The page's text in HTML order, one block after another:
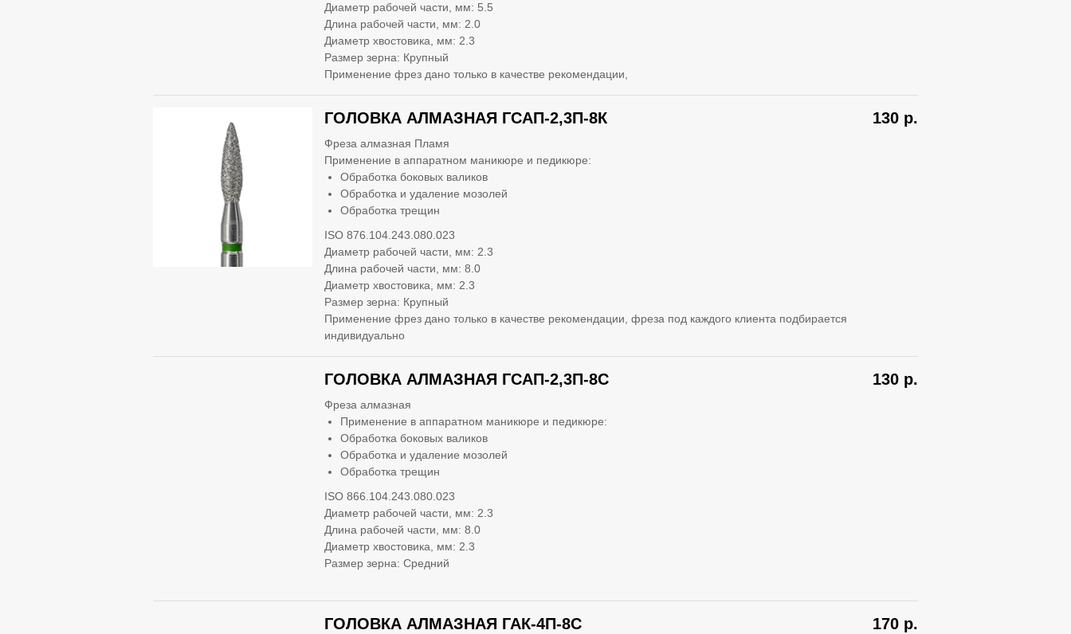
Диаметр рабочей части, мм: 5.5
Длина рабочей части, мм: 2.0
Диаметр хвостовика, мм: 2.3
Размер зерна: Крупный
Применение фрез дано только в качестве рекомендации,
ГОЛОВКА АЛМАЗНАЯ ГСАП-2,3П-8К
Фреза алмазная Пламя
Применение в аппаратном маникюре и педикюре:
Обработка боковых валиков
Обработка и удаление мозолей
Обработка трещин
ISO 876.104.243.080.023
Диаметр рабочей части, мм: 2.3
Длина рабочей части, мм: 8.0
Диаметр хвостовика, мм: 2.3
Размер зерна: Крупный
Применение фрез дано только в качестве рекомендации, фреза под каждого клиента подбирается
индивидуально
130 р.
ГОЛОВКА АЛМАЗНАЯ ГСАП-2,3П-8С
Фреза алмазная
Применение в аппаратном маникюре и педикюре:
Обработка боковых валиков
Обработка и удаление мозолей
Обработка трещин
ISO 866.104.243.080.023
Диаметр рабочей части, мм: 2.3
Длина рабочей части, мм: 8.0
Диаметр хвостовика, мм: 2.3
Размер зерна: Средний
130 р.
ГОЛОВКА АЛМАЗНАЯ ГАК-4П-8С 170 р.